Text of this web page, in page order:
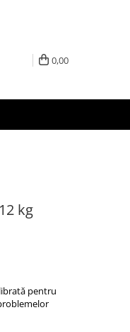
0,00
kg
pentru